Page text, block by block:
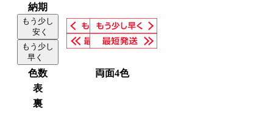
納期
もう少し
安く
もう少し
早く
色数
両面4色
表
裏